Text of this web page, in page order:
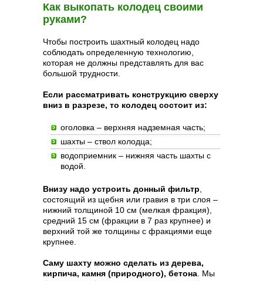
Как выкопать колодец своими
руками?
Чтобы построить шахтный колодец надо
соблюдать определенную технологию,
которая не должны представлять для вас
большой трудности.
Если рассматривать конструкцию сверху
вниз в разрезе, то колодец состоит из:
оголовка – верхняя надземная часть;
шахты – ствол колодца;
водоприемник – нижняя часть шахты с
водой.
Внизу надо устроить донный фильтр
состоящий из щебня или гравия в три слоя –
нижний толщиной 10 см (мелкая фракция),
средний 15 см (фракции в 7 раз крупнее) и
верхний той же толщины с фракциями еще
крупнее.
Саму шахту можно сделать из дерева,
кирпича, камня (природного), бетона . Мы